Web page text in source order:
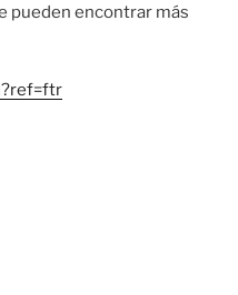
pueden encontrar más